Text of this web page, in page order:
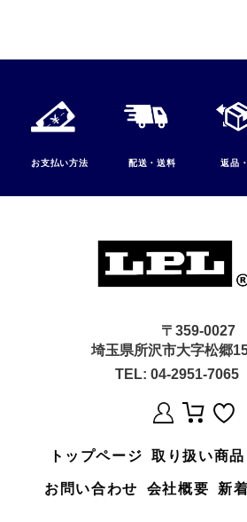
お支払い方法 配送・送料 返品
〒359-0027
埼玉県所沢市大字松郷
TEL: 04-2951-7065
トップページ 取り扱い商品
お問い合わせ 会社概要 新